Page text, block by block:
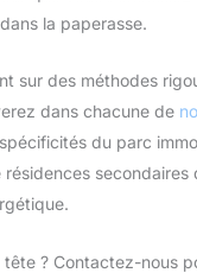
la paperasse.
sur des méthodes
dans chacune de
du parc
résidences
? Contactez-nous